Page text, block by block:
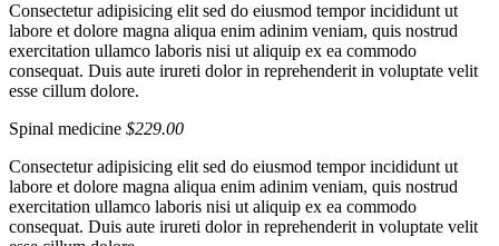
Consectetur adipisicing elit sed do eiusmod tempor incididunt ut
labore et dolore magna aliqua enim adinim veniam, quis nostrud
exercitation ullamco laboris nisi ut aliquip ex ea commodo
consequat. Duis aute irureti dolor in reprehenderit in voluptate velit
esse cillum dolore.
Spinal medicine $229.00
Consectetur adipisicing elit sed do eiusmod tempor incididunt ut
labore et dolore magna aliqua enim adinim veniam, quis nostrud
exercitation ullamco laboris nisi ut aliquip ex ea commodo
consequat. Duis aute irureti dolor in reprehenderit in voluptate velit